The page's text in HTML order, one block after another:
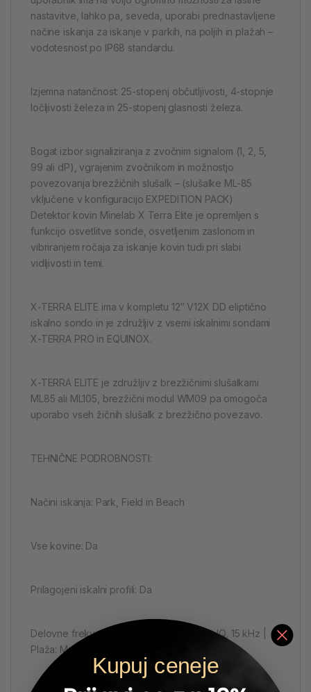
nastavitve, lahko pa, seveda, uporabi prednastavljene
načine iskanja za iskanje v parkih, na poljih in plažah –
vodotesnost po IP68 standardu.
Izjemna natančnost: 25-stopenj občutljivosti, 4-stopnje
ločljivosti železa in 25-stopenj glasnosti železa.
Bogat izbor signaliziranja z zvočnim signalom (1, 2, 5,
99 ali dP), vgrajenim zvočnikom in možnostjo
povezovanja brezžičnih slušalk – (slušalke ML-85
vključene v konfiguracijo EXPEDITION PACK)
Detektor kovin Minelab X Terra Elite je opremljen s
funkcijo osvetlitve sonde, osvetljenim zaslonom in
vibriranjem ročaja za iskanje kovin tudi pri slabi
vidljivosti in temi.
X-TERRA ELITE ima v kompletu 12″ V12X DD eliptično
iskalno sondo in je združljiv z vsemi iskalnimi sondami
X-TERRA PRO in EQUINOX.
X-TERRA ELITE je združljiv z brezžičnimi slušalkami
ML85 ali ML105, brezžični modul WM09 pa omogoča
uporabo vseh žičnih slušalk z brezžično povezavo.
TEHNIČNE PODROBNOSTI:
Načini iskanja: Park, Field in Beach
Vse kovine: Da
Prilagojeni iskalni profili: Da
Delovne frekvence: Park and Field: Multi-IQ, 15 kHz |
Plaža: Multi-IQ
Kupuj ceneje